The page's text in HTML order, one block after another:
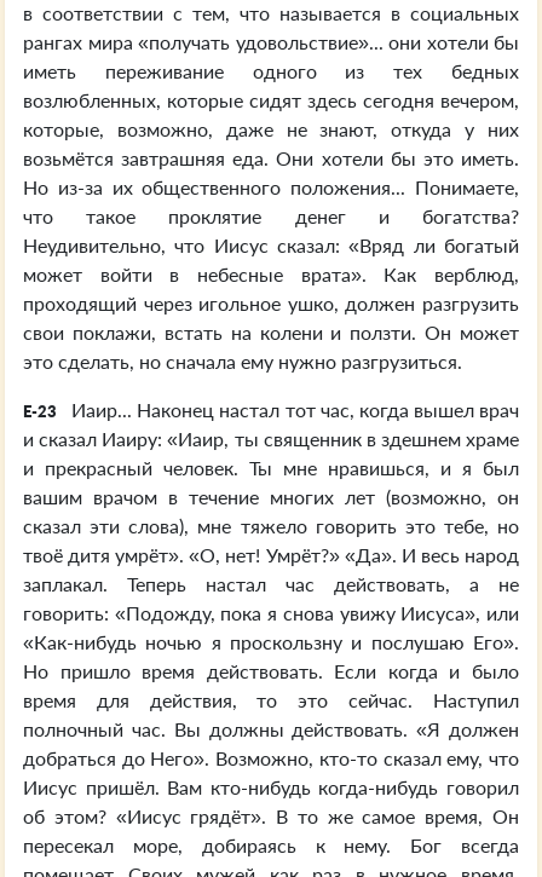
в соответствии с тем, что называется в социальных
рангах мира «получать удовольствие»... они хотели бы
иметь переживание одного из тех бедных
возлюбленных, которые сидят здесь сегодня вечером,
которые, возможно, даже не знают, откуда у них
возьмётся завтрашняя еда. Они хотели бы это иметь.
Но из-за их общественного положения... Понимаете,
что такое проклятие денег и богатства?
Неудивительно, что Иисус сказал: «Вряд ли богатый
может войти в небесные врата». Как верблюд,
проходящий через игольное ушко, должен разгрузить
свои поклажи, встать на колени и ползти. Он может
это сделать, но сначала ему нужно разгрузиться.
E-23
Иаир... Наконец настал тот час, когда вышел врач
и сказал Иаиру: «Иаир, ты священник в здешнем храме
и прекрасный человек. Ты мне нравишься, и я был
вашим врачом в течение многих лет (возможно, он
сказал эти слова), мне тяжело говорить это тебе, но
твоё дитя умрёт». «О, нет! Умрёт?» «Да». И весь народ
заплакал. Теперь настал час действовать, а не
говорить: «Подожду, пока я снова увижу Иисуса», или
«Как-нибудь ночью я проскользну и послушаю Его».
Но пришло время действовать. Если когда и было
время для действия, то это сейчас. Наступил
полночный час. Вы должны действовать. «Я должен
добраться до Него». Возможно, кто-то сказал ему, что
Иисус пришёл. Вам кто-нибудь когда-нибудь говорил
об этом? «Иисус грядёт». В то же самое время, Он
пересекал море, добираясь к нему. Бог всегда